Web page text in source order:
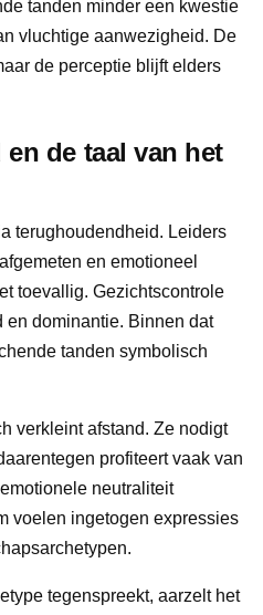
tanden minder een kwestie
vluchtige aanwezigheid. De
de perceptie blijft elders
de taal van het
terughoudendheid. Leiders
en emotioneel
toevallig. Gezichtscontrole
dominantie. Binnen dat
tanden symbolisch
verkleint afstand. Ze nodigt
profiteert vaak van
neutraliteit
voelen ingetogen expressies
tegenspreekt, aarzelt het